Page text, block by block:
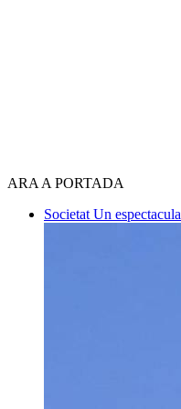
ARA A PORTADA
Societat Un